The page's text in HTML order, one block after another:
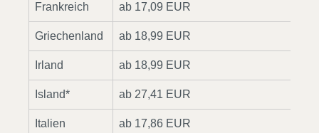
Frankreich ab 17,09 EUR
Griechenland ab 18,99 EUR
Irland ab 18,99 EUR
Island* ab 27,41 EUR
Italien ab 17,86 EUR